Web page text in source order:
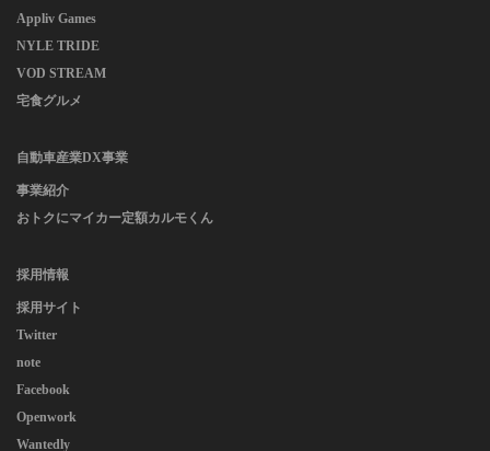
Appliv Games
NYLE TRIDE
VOD STREAM
宅食グルメ
自動車産業DX事業
事業紹介
おトクにマイカー定額カルモくん
採用情報
採用サイト
Twitter
note
Facebook
Openwork
Wantedly